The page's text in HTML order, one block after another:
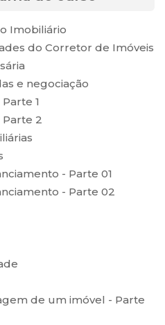
Imobiliário
do Corretor de Imóveis
e negociação
1
2
- Parte 01
- Parte 02
de um imóvel - Parte